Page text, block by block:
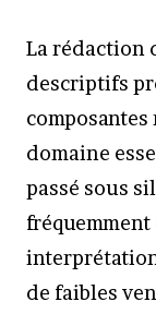
La rédaction
descriptifs
domaine
passé sous
de faibles